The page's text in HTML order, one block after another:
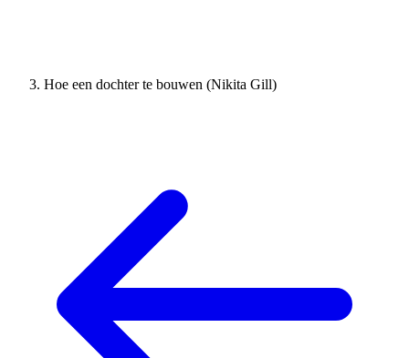
Hoe een dochter te bouwen (Nikita Gill)